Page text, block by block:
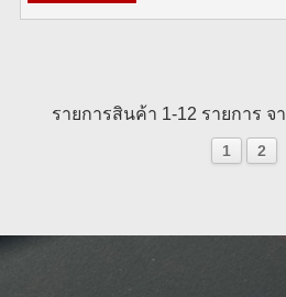
รายการสินค้า 1-12 รายการ จ
1 2